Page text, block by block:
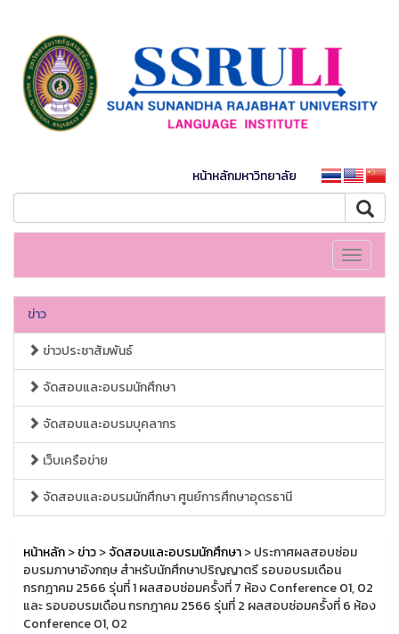
หน้าหลักมหาวิทยาลัย
Toggle
ข่าว
ข่าวประชาสัมพันธ์
จัดสอบและอบรมนักศึกษา
จัดสอบและอบรมบุคลากร
เว็บเครือข่าย
จัดสอบและอบรมนักศึกษา ศูนย์การศึกษาอุดรธานี
หน้าหลัก>ข่าว>จัดสอบและอบรมนักศึกษา> ประกาศผลสอบซ่อม
อบรมภาษาอังกฤษ สำหรับนักศึกษาปริญญาตรี รอบอบรมเดือน
กรกฎาคม 2566 รุ่นที่ 1 ผลสอบซ่อมครั้งที่ 7 ห้อง Conference 01, 02
และ รอบอบรมเดือน กรกฎาคม 2566 รุ่นที่ 2 ผลสอบซ่อมครั้งที่ 6 ห้อง
Conference 01, 02